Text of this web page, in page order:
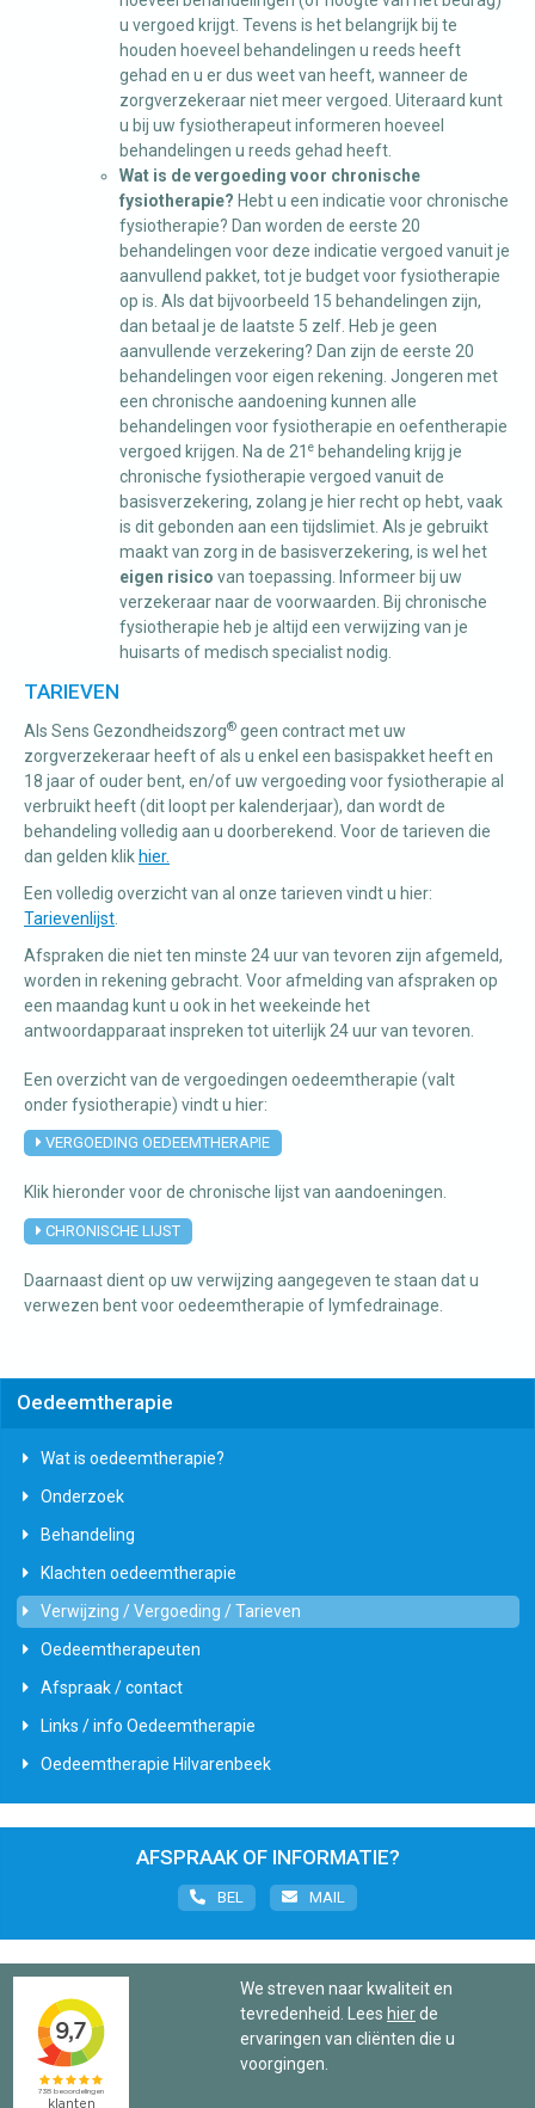
u vergoed krijgt. Tevens is het belangrijk bij te
houden hoeveel behandelingen u reeds heeft
gehad en u er dus weet van heeft, wanneer de
zorgverzekeraar niet meer vergoed. Uiteraard kunt
u bij uw fysiotherapeut informeren hoeveel
behandelingen u reeds gehad heeft.
Wat is de vergoeding voor chronische
fysiotherapie? Hebt u een indicatie voor chronische
fysiotherapie? Dan worden de eerste 20
behandelingen voor deze indicatie vergoed vanuit je
aanvullend pakket, tot je budget voor fysiotherapie
op is. Als dat bijvoorbeeld 15 behandelingen zijn,
dan betaal je de laatste 5 zelf. Heb je geen
aanvullende verzekering? Dan zijn de eerste 20
behandelingen voor eigen rekening. Jongeren met
een chronische aandoening kunnen alle
behandelingen voor fysiotherapie en oefentherapie
vergoed krijgen. Na de 21 e behandeling krijg je
chronische fysiotherapie vergoed vanuit de
basisverzekering, zolang je hier recht op hebt, vaak
is dit gebonden aan een tijdslimiet. Als je gebruikt
maakt van zorg in de basisverzekering, is wel het
eigen risico van toepassing. Informeer bij uw
verzekeraar naar de voorwaarden. Bij chronische
fysiotherapie heb je altijd een verwijzing van je
huisarts of medisch specialist nodig.
TARIEVEN
Als Sens Gezondheidszorg® geen contract met uw
zorgverzekeraar heeft of als u enkel een basispakket heeft en
18 jaar of ouder bent, en/of uw vergoeding voor fysiotherapie al
verbruikt heeft (dit loopt per kalenderjaar), dan wordt de
behandeling volledig aan u doorberekend. Voor de tarieven die
dan gelden klik hier.
Een volledig overzicht van al onze tarieven vindt u hier:
Tarievenlijst
Afspraken die niet ten minste 24 uur van tevoren zijn afgemeld,
worden in rekening gebracht. Voor afmelding van afspraken op
een maandag kunt u ook in het weekeinde het
antwoordapparaat inspreken tot uiterlijk 24 uur van tevoren.
Een overzicht van de vergoedingen oedeemtherapie (valt
onder fysiotherapie) vindt u hier:
VERGOEDING OEDEEMTHERAPIE
Klik hieronder voor de chronische lijst van aandoeningen.
CHRONISCHE LIJST
Daarnaast dient op uw verwijzing aangegeven te staan dat u
verwezen bent voor oedeemtherapie of lymfedrainage.
Oedeemtherapie
Wat is oedeemtherapie?
Onderzoek
Behandeling
Klachten oedeemtherapie
Verwijzing / Vergoeding / Tarieven
Oedeemtherapeuten
Afspraak / contact
Links / info Oedeemtherapie
Oedeemtherapie Hilvarenbeek
AFSPRAAK OF INFORMATIE?
BEL MAIL
We streven naar kwaliteit en
tevredenheid. Lees hierde
ervaringen van cliënten die u
voorgingen.